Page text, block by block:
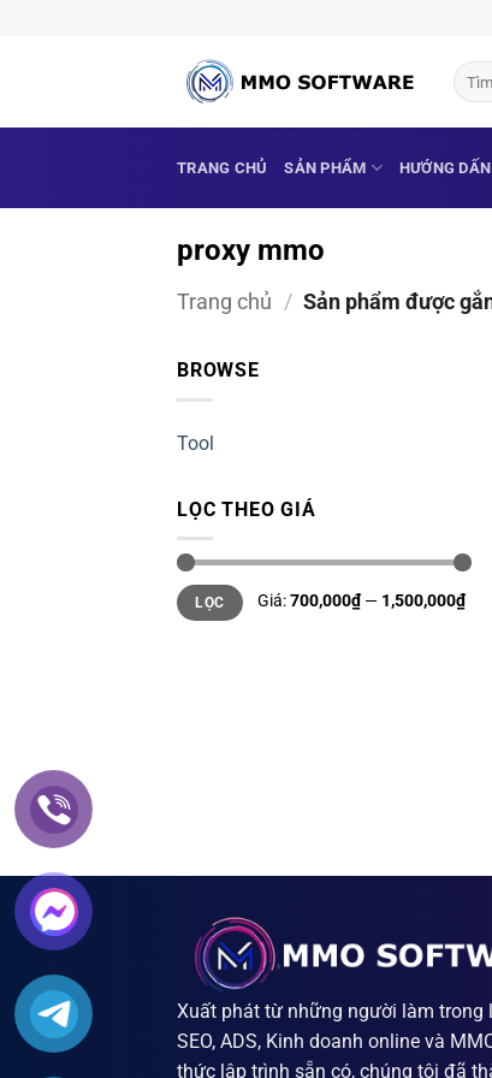
Tìm
kiếm:
TRANG CHỦ SẢN PHẨM HƯỚNG DẤN
proxy mmo
Trang chủ / Sản phẩm được
BROWSE
Tool
LỌC THEO GIÁ
Giá
tối
thiểu
Giá
tối
đa
LỌC Giá:700,000₫— 1,500,000₫
Xuất phát từ những người làm trong
SEO, ADS, Kinh doanh online và
thức lập trình sẵn có, chúng tôi đã